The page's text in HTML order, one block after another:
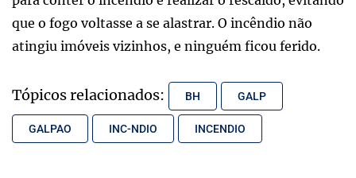
que o fogo voltasse a se alastrar. O incêndio não
atingiu imóveis vizinhos, e ninguém ficou ferido.
Tópicos relacionados: BH GALP
GALPAO INC-NDIO INCENDIO